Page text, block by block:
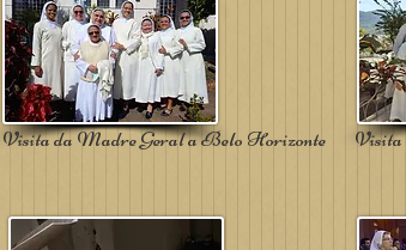
Visita da Madre Geral a Belo Horizonte